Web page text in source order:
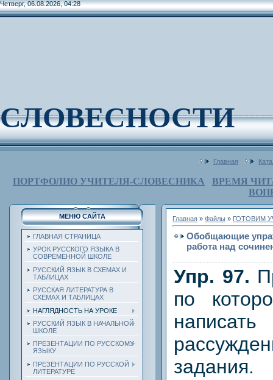
Четверг, 06.08.2026, 04:28
СЛОВЕСНОСТИ
Главная
ПОРТФОЛИО УЧИТЕЛЯ-СЛОВЕСНИКА
ВРЕМЯ
МЕНЮ САЙТА
ГЛАВНАЯ СТРАНИЦА
УРОК РУССКОГО ЯЗЫКА В
СОВРЕМЕННОЙ ШКОЛЕ
РУССКИЙ ЯЗЫК В СХЕМАХ И
ТАБЛИЦАХ
РУССКАЯ ЛИТЕРАТУРА В
СХЕМАХ И ТАБЛИЦАХ
НАГЛЯДНОСТЬ НА УРОКЕ
РУССКИЙ ЯЗЫК В НАЧАЛЬНОЙ
ШКОЛЕ
ПРЕЗЕНТАЦИИ ПО РУССКОМУ
ЯЗЫКУ
ПРЕЗЕНТАЦИИ ПО РУССКОЙ
ЛИТЕРАТУРЕ
Главная » Файлы » ГОТОВИМ
Обобщающие
работа над
Упр. 97.
по
задания.